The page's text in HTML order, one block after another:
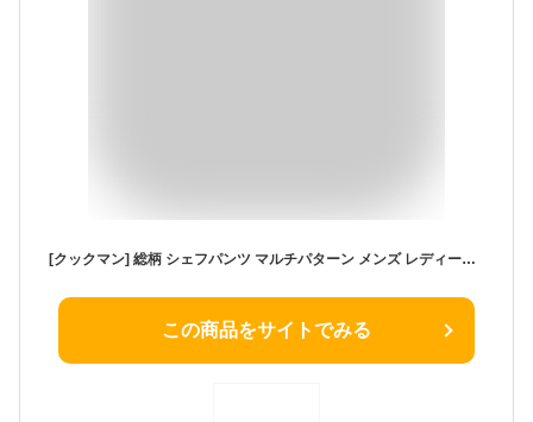
[クックマン] 総柄 シェフパンツ マルチパターン メンズ レディース シェフパン ペイズリー チェッカー ボーダー メキシコ スプラッシュ ウエストゴム (JP, アルファベット, S, Checker Brown)
この商品をサイトでみる